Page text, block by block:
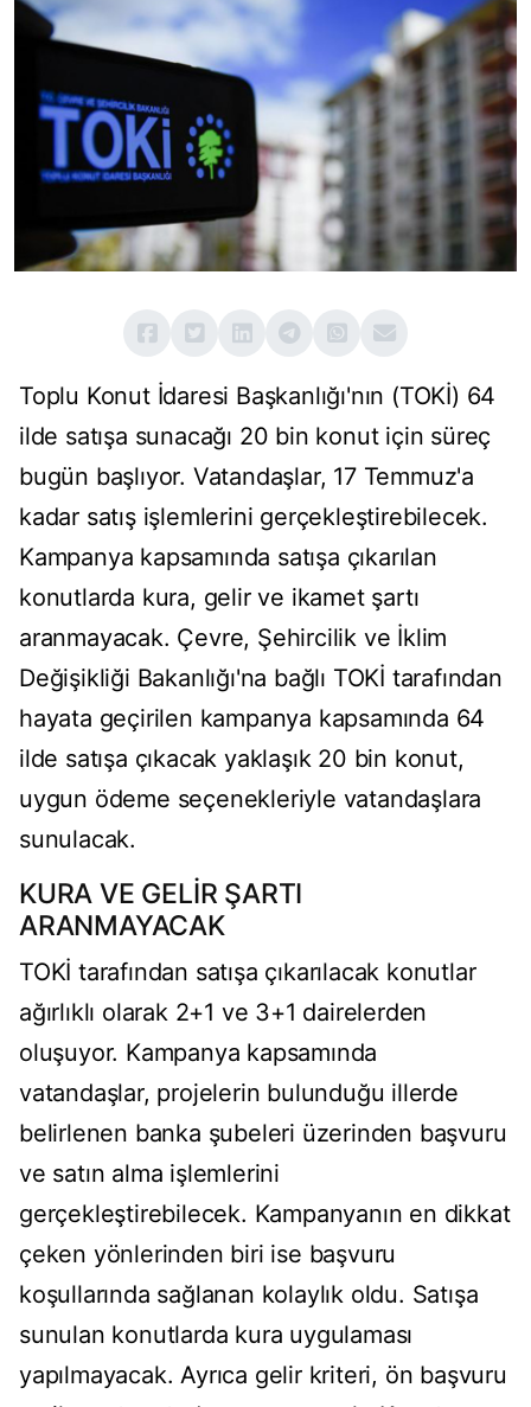
Toplu Konut İdaresi Başkanlığı'nın (TOKİ) 64
ilde satışa sunacağı 20 bin konut için süreç
bugün başlıyor. Vatandaşlar, 17 Temmuz'a
kadar satış işlemlerini gerçekleştirebilecek.
Kampanya kapsamında satışa çıkarılan
konutlarda kura, gelir ve ikamet şartı
aranmayacak. Çevre, Şehircilik ve İklim
Değişikliği Bakanlığı'na bağlı TOKİ tarafından
hayata geçirilen kampanya kapsamında 64
ilde satışa çıkacak yaklaşık 20 bin konut,
uygun ödeme seçenekleriyle vatandaşlara
sunulacak.
KURA VE GELİR ŞARTI
ARANMAYACAK
TOKİ tarafından satışa çıkarılacak konutlar
ağırlıklı olarak 2+1 ve 3+1 dairelerden
oluşuyor. Kampanya kapsamında
vatandaşlar, projelerin bulunduğu illerde
belirlenen banka şubeleri üzerinden başvuru
ve satın alma işlemlerini
gerçekleştirebilecek. Kampanyanın en dikkat
çeken yönlerinden biri ise başvuru
koşullarında sağlanan kolaylık oldu. Satışa
sunulan konutlarda kura uygulaması
yapılmayacak. Ayrıca gelir kriteri, ön başvuru